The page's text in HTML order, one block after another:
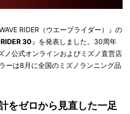
RIDER（ウエーブライダー）』の
30 』を発表しました。30周年
ノ公式オンラインおよびミズノ直営店
ーは8月に全国のミズノランニング品
をゼロから見直した一足